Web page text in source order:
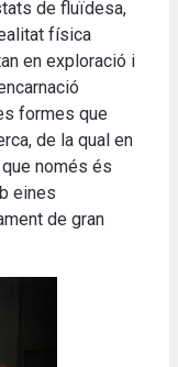
de fluïdesa,
física
en exploració i
formes que
de la qual en
només és
eines
de gran